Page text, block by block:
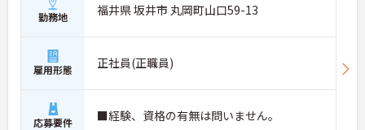
勤務地 福井県 坂井市 丸岡町山口59-13
雇用形態 正社員(正職員)
応募要件 ■経験、資格の有無は問いません。